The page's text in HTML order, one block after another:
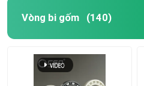
Vòng bi gốm (140)